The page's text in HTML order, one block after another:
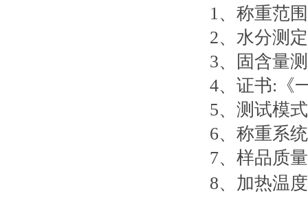
1、称重范
2、水分测
3、固含量
4、证书: 《
5、测试模
6、称重系
7、样品质
8、加热温